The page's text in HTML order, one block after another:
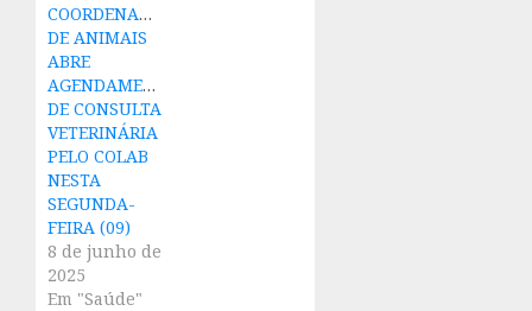
COORDENADORIA
DE ANIMAIS
ABRE
AGENDAMENTO
DE CONSULTA
VETERINÁRIA
PELO COLAB
NESTA
SEGUNDA-
FEIRA (09)
8 de junho de
2025
Em "Saúde"